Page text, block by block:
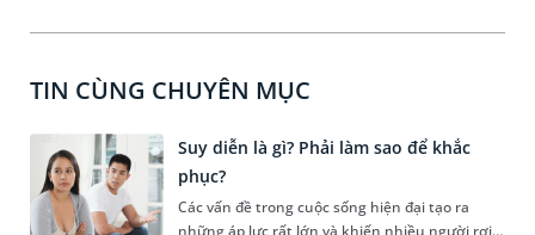
TIN CÙNG CHUYÊN MỤC
Suy diễn là gì? Phải làm sao để khắc
phục?
Các vấn đề trong cuộc sống hiện đại tạo ra